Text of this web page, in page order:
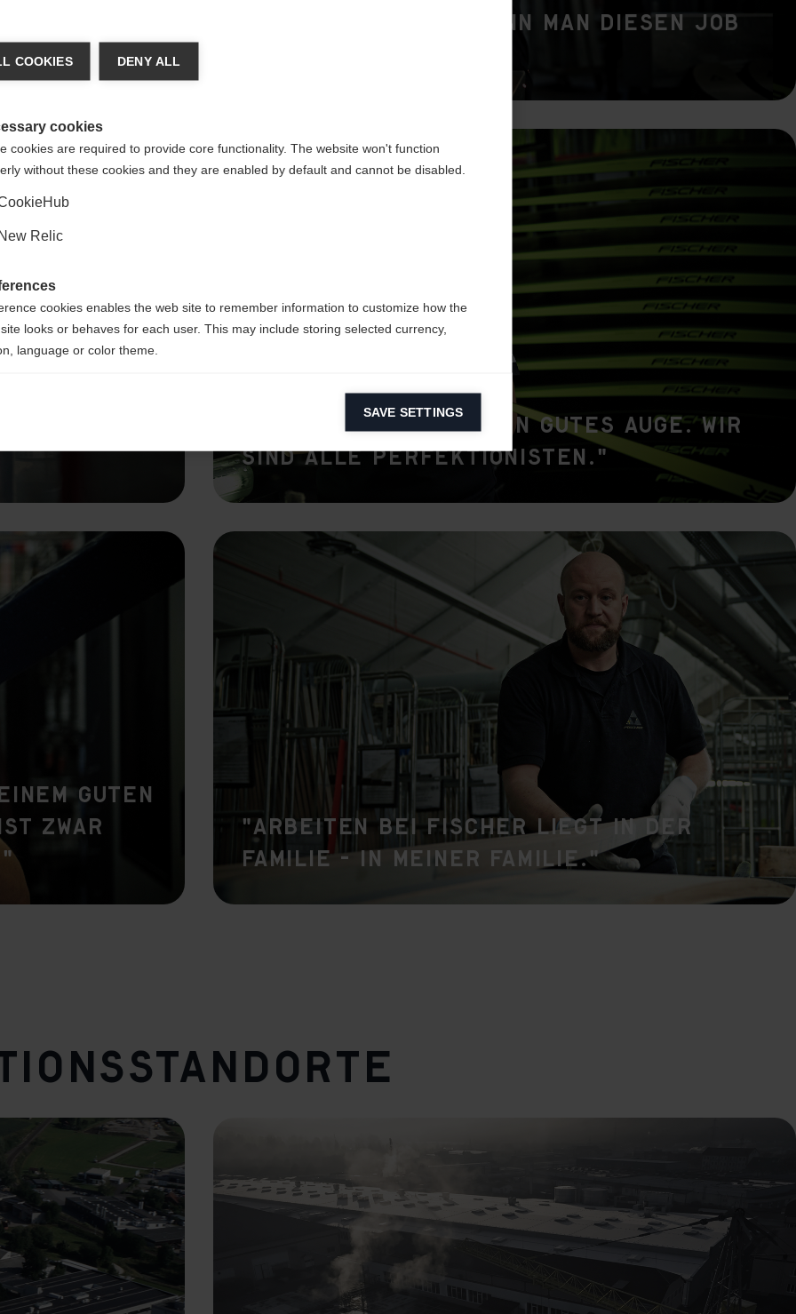
Athleten
klaren Verstand kann man diesen Job
auf
der
"Man braucht hier ein gutes Auge. Wir
sind alle Perfektionisten."
guten
zwar
"Arbeiten bei Fischer liegt in der
Familie - in meiner Familie."
de langue
(English)
Oui, je souhaite être redirigé(e)
COOKIES DENY ALL
cookies
cookies are required to provide core functionality. The website won't function
without these cookies and they are enabled by default and cannot be disabled.
New Relic
cookies enables the web site to remember information to customize how the
looks or behaves for each user. This may include storing selected currency,
language or color theme.
cookies help us improve our website by collecting and reporting information on
cookies are used to track visitors across websites to allow publishers to display
for personalized advertising across various platforms.
Meta Pixel
SAVE SETTINGS